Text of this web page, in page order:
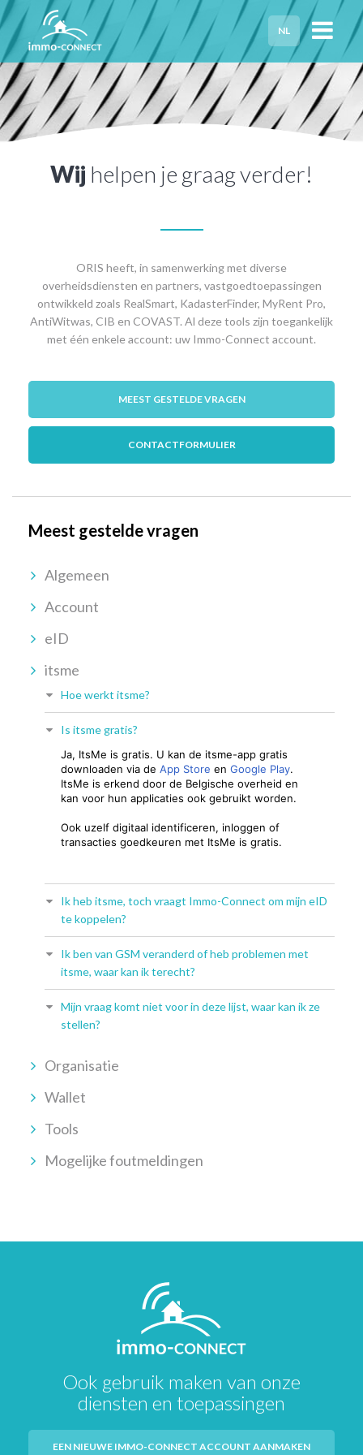
NL
HOME
PRIVACY
Wij helpen je graag verder!
ORIS heeft, in samenwerking met diverse
overheidsdiensten en partners, vastgoedtoepassingen
ontwikkeld zoals RealSmart, KadasterFinder, MyRent Pro,
AntiWitwas, CIB en COVAST. Al deze tools zijn toegankelijk
met één enkele account: uw Immo-Connect account.
MEEST GESTELDE VRAGEN
CONTACTFORMULIER
Meest gestelde vragen
Algemeen
Account
eID
itsme
Hoe werkt itsme?
Is itsme gratis?
Ja, ItsMe is gratis. U kan de itsme-app gratis
downloaden via de App Store en Google Play.
ItsMe is erkend door de Belgische overheid en
kan voor hun applicaties ook gebruikt worden.
Ook uzelf digitaal identificeren, inloggen of
transacties goedkeuren met ItsMe is gratis.
Ik heb itsme, toch vraagt Immo-Connect om mijn eID
te koppelen?
Ik ben van GSM veranderd of heb problemen met
itsme, waar kan ik terecht?
Mijn vraag komt niet voor in deze lijst, waar kan ik ze
stellen?
Organisatie
Wallet
Tools
Mogelijke foutmeldingen
Ook gebruik maken van onze
diensten en toepassingen
EEN NIEUWE IMMO-CONNECT ACCOUNT AANMAKEN